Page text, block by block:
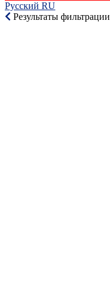
Русский RU‎
Результаты фильтрации